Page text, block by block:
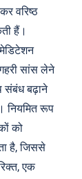
वरिष्ठ
हैं।
मेडिटेशन
सांस लेने
संबंध बढ़ाने
नियमित रूप
को
है, जिससे
एक